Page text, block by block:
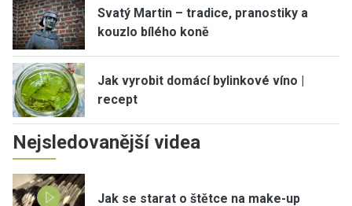
Svatý Martin – tradice, pranostiky a
kouzlo bílého koně
Jak vyrobit domácí bylinkové víno |
recept
Nejsledovanější videa
Jak se starat o štětce na make-up